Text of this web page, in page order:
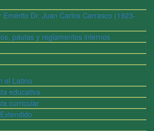
Emérito Dr. Juan Carlos Carrasco (1923-
pautas y reglamentos internos
el Latino
educativa
curricular